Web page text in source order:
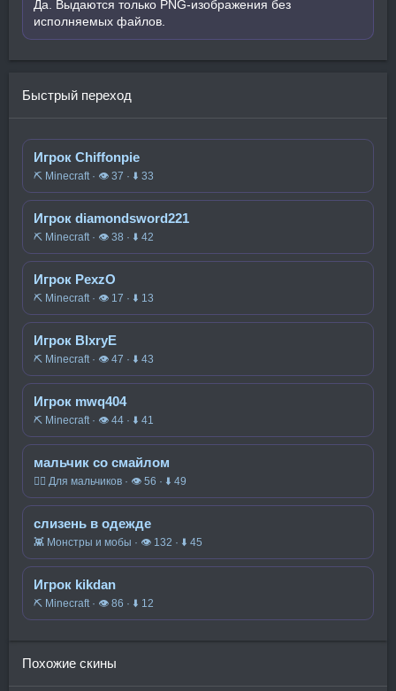
Да. Выдаются только PNG-изображения без
исполняемых файлов.
Быстрый переход
Игрок Chiffonpie
⛏️ Minecraft · 👁 37 · ⬇ 33
Игрок diamondsword221
⛏️ Minecraft · 👁 38 · ⬇ 42
Игрок PexzO
⛏️ Minecraft · 👁 17 · ⬇ 13
Игрок BlxryE
⛏️ Minecraft · 👁 47 · ⬇ 43
Игрок mwq404
⛏️ Minecraft · 👁 44 · ⬇ 41
мальчик со смайлом
🧍‍♂️ Для мальчиков · 👁 56 · ⬇ 49
слизень в одежде
👾 Монстры и мобы · 👁 132 · ⬇ 45
Игрок kikdan
⛏️ Minecraft · 👁 86 · ⬇ 12
Похожие скины